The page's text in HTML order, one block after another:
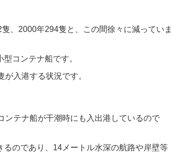
、2000年294隻と、この間徐々に減っていま
コンテナ船です。
入港する状況です。
ンテナ船が干潮時にも入出港しているので
のであり、14メートル水深の航路や岸壁等